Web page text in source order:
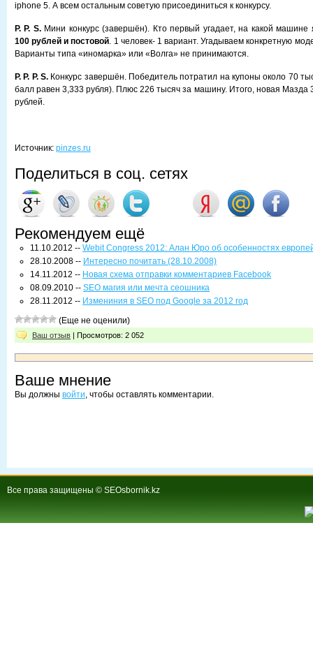
iphone 5. А всем остальным советую присоединиться к конкурсу.
P. P. S.Мини конкурс (завершён). Кто первый угадает, на какой машине
100 рублей и постовой. 1 человек- 1 вариант. Угадываем конкретную
Варианты типа «иномарка» или «Волга» не принимаются.
P. P. P. S. Конкурс завершён. Победитель потратил на купоны около 70
балл равен 3,333 рубля). Плюс 226 тысяч за машину. Итого, новая Мазда
рублей.
Источник: pinzes.ru
Поделиться в соц. сетях
Рекомендуем ещё
11.10.2012 -- Webit Congress 2012: Алан Юро об особенностях
28.10.2008 -- Интересно почитать (28.10.2008)
14.11.2012 -- Новая схема отправки комментариев Facebook
08.09.2010 -- SEO магия или мечта сеошника
28.11.2012 -- Измениния в SEO под Google за 2012 год
(Еще не оценили)
Ваш отзыв | Просмотров: 2 052
Ваше мнение
Вы должны войти, чтобы оставлять комментарии.
Все права защищены © SEOsbornik.kz